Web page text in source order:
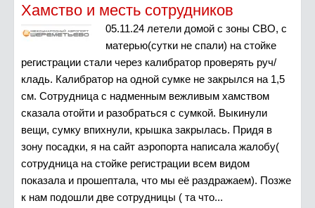
Хамство и месть сотрудников
05.11.24 летели домой с зоны СВО, с
матерью(сутки не спали) на стойке
регистрации стали через калибратор проверять руч/
кладь. Калибратор на одной сумке не закрылся на 1,5
см. Сотрудница с надменным вежливым хамством
сказала отойти и разобраться с сумкой. Выкинули
вещи, сумку впихнули, крышка закрылась. Придя в
зону посадки, я на сайт аэропорта написала жалобу(
сотрудница на стойке регистрации всем видом
показала и прошептала, что мы её раздражаем). Позже
к нам подошли две сотрудницы ( та что...